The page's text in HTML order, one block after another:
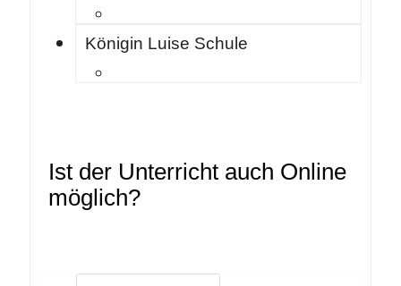
Königin Luise Schule
Ist der Unterricht auch Online
möglich?